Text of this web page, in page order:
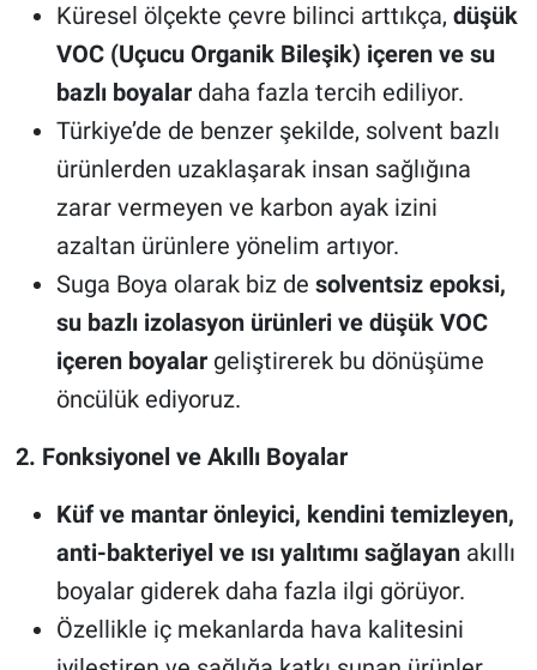
Küresel ölçekte çevre bilinci arttıkça, düşük
VOC (Uçucu Organik Bileşik) içeren ve su
bazlı boyalardaha fazla tercih ediliyor.
Türkiye’de de benzer şekilde, solvent bazlı
ürünlerden uzaklaşarak insan sağlığına
zarar vermeyen ve karbon ayak izini
azaltan ürünlere yönelim artıyor.
Suga Boya olarak biz de solventsiz epoksi,
su bazlı izolasyon ürünleri ve düşük VOC
içeren boyalargeliştirerek bu dönüşüme
öncülük ediyoruz.
2. Fonksiyonel ve Akıllı Boyalar
Küf ve mantar önleyici, kendini temizleyen,
anti-bakteriyel ve ısı yalıtımı sağlayanakıllı
boyalar giderek daha fazla ilgi görüyor.
Özellikle iç mekanlarda hava kalitesini